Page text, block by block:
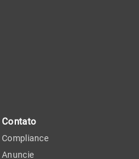
Contato
Compliance
Anuncie